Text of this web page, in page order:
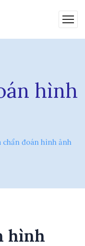
hình
chẩn đoán hình ảnh
hình